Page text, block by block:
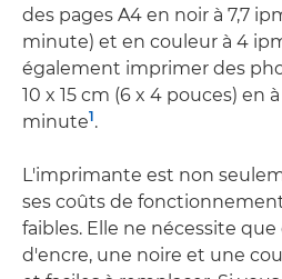
des pages A4 en noir à 7,7
minute) et en couleur à 4
également imprimer des
10 x 15 cm (6 x 4 pouces) en
minute1.
L'imprimante est non
ses coûts de
faibles. Elle ne nécessite
d'encre, une noire et une